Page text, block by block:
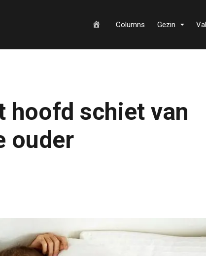
m
Columns Gezin
hoofd schiet van
ouder